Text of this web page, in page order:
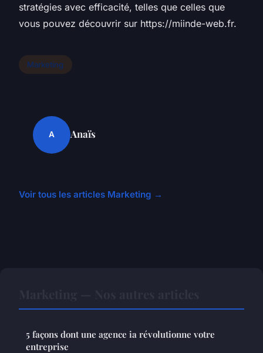
stratégies avec efficacité, telles que celles que
vous pouvez découvrir sur https://miinde-web.fr.
Marketing
A Anaïs
Voir tous les articles Marketing →
5 façons dont une agence ia révolutionne votre
entreprise